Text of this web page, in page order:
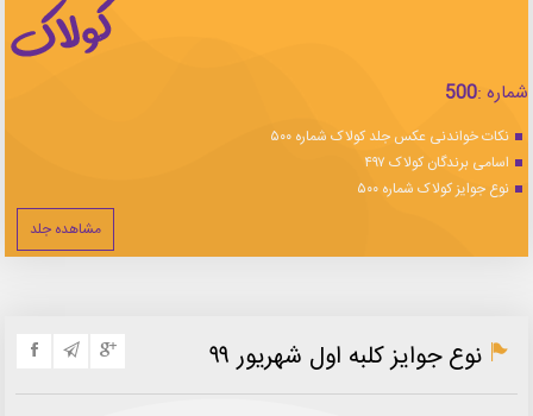
شماره :500
نکات خواندنی عکس جلد کولاک شماره ۵۰۰
اسامی برندگان کولاک ۴۹۷
نوع جوایز کولاک شماره ۵۰۰
مشاهده جلد
نوع جوایز کلبه اول شهریور ۹۹